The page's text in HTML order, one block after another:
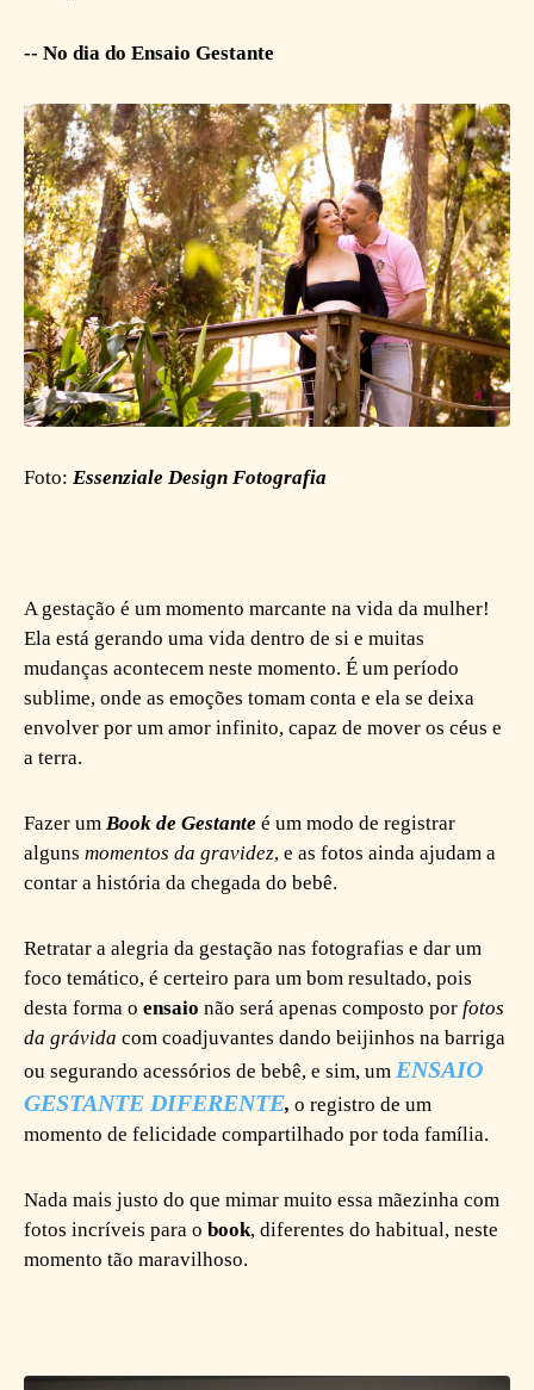
-- No dia do Ensaio Gestante
Foto: Essenziale Design Fotografia
A gestação é um momento marcante na vida da mulher!
Ela está gerando uma vida dentro de si e muitas
mudanças acontecem neste momento. É um período
sublime, onde as emoções tomam conta e ela se deixa
envolver por um amor infinito, capaz de mover os céus e
a terra.
Fazer um Book de Gestante é um modo de registrar
alguns momentos da gravidez, e as fotos ainda ajudam a
contar a história da chegada do bebê.
Retratar a alegria da gestação nas fotografias e dar um
foco temático, é certeiro para um bom resultado, pois
desta forma o ensaio não será apenas composto por fotos
da grávida com coadjuvantes dando beijinhos na barriga
ou segurando acessórios de bebê, e sim, um ENSAIO
GESTANTE DIFERENTE, o registro de um
momento de felicidade compartilhado por toda família.
Nada mais justo do que mimar muito essa mãezinha com
fotos incríveis para o book, diferentes do habitual, neste
momento tão maravilhoso.